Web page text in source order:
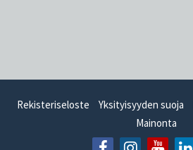
Rekisteriseloste Yksityisyyden suoja
Mainonta